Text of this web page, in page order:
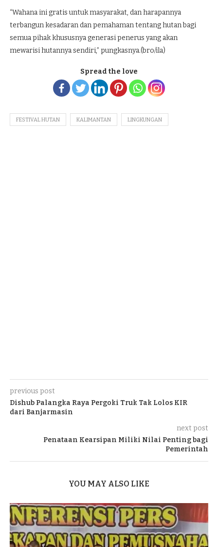
“Wahana ini gratis untuk masyarakat, dan harapannya
terbangun kesadaran dan pemahaman tentang hutan bagi
semua pihak khususnya generasi penerus yang akan
mewarisi hutannya sendiri,” pungkasnya.(bro/ila)
Spread the love
FESTIVAL HUTAN KALIMANTAN LINGKUNGAN
previous post
Dishub Palangka Raya Pergoki Truk Tak Lolos KIR
dari Banjarmasin
next post
Penataan Kearsipan Miliki Nilai Penting bagi
Pemerintah
YOU MAY ALSO LIKE